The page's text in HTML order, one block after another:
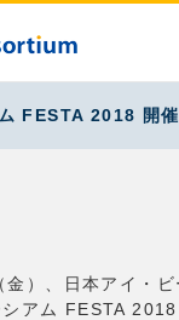
FESTA 2018 開
）、日本アイ・ビ
アム FESTA